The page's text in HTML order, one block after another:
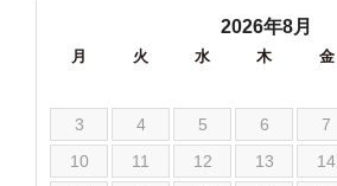
2026年8月
月 火 水 木 金
3
4 5 6 7
10
11 12 13 14